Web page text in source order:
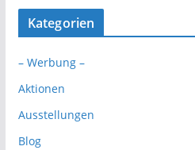
Kategorien
– Werbung –
Aktionen
Ausstellungen
Blog